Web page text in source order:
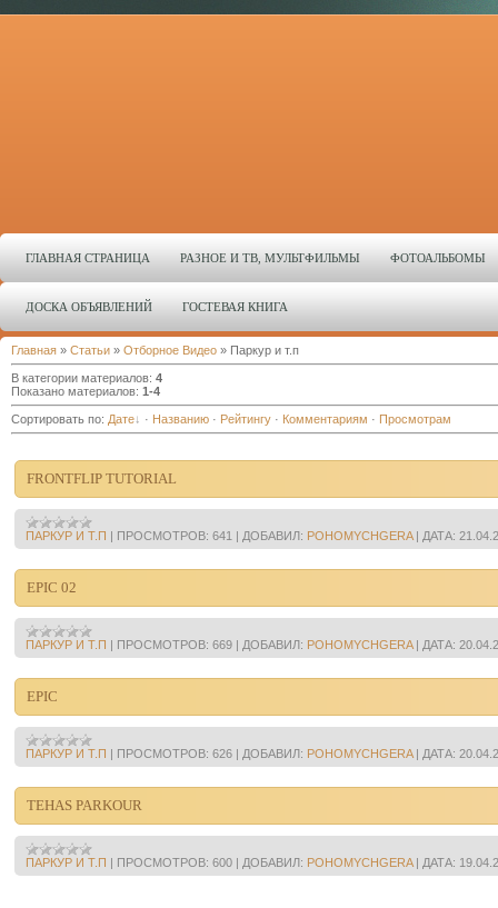
ГЛАВНАЯ СТРАНИЦА РАЗНОЕ И ТВ, МУЛЬТФИЛЬМЫ ФОТОАЛЬБОМЫ
ДОСКА ОБЪЯВЛЕНИЙ ГОСТЕВАЯ КНИГА
Главная » Статьи » Отборное Видео » Паркур и т.п
В категории материалов: 4
Показано материалов: 1-4
Сортировать по: Дате · Названию · Рейтингу · Комментариям · Просмотрам
FRONTFLIP TUTORIAL
ПАРКУР И Т.П | ПРОСМОТРОВ: 641 | ДОБАВИЛ: POHOMYCHGERA| ДАТА:
EPIC 02
ПАРКУР И Т.П | ПРОСМОТРОВ: 669 | ДОБАВИЛ: POHOMYCHGERA| ДАТА:
EPIC
ПАРКУР И Т.П | ПРОСМОТРОВ: 626 | ДОБАВИЛ: POHOMYCHGERA| ДАТА:
TEHAS PARKOUR
ПАРКУР И Т.П | ПРОСМОТРОВ: 600 | ДОБАВИЛ: POHOMYCHGERA| ДАТА: